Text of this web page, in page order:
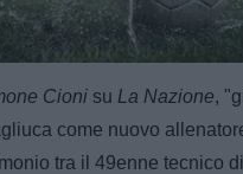
Unmute
100.00%
Cioni su La Nazione,
come nuovo
tra il 49enne tecnico